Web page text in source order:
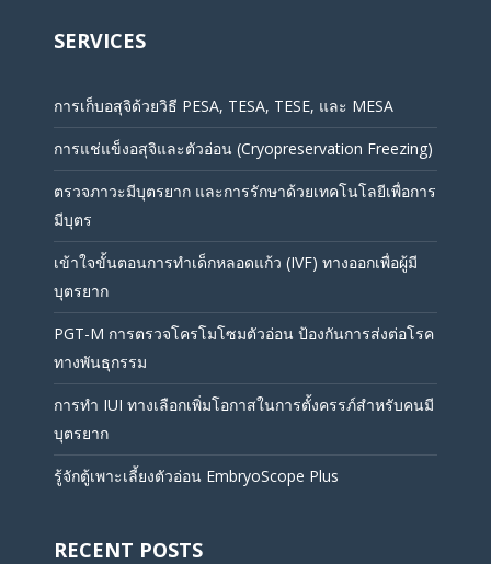
SERVICES
การเก็บอสุจิด้วยวิธี PESA, TESA, TESE, และ MESA
การแช่แข็งอสุจิและตัวอ่อน (Cryopreservation Freezing)
ตรวจภาวะมีบุตรยาก และการรักษาด้วยเทคโนโลยีเพื่อการ
มีบุตร
เข้าใจขั้นตอนการทำเด็กหลอดแก้ว (IVF) ทางออกเพื่อผู้มี
บุตรยาก
PGT-M การตรวจโครโมโซมตัวอ่อน ป้องกันการส่งต่อโรค
ทางพันธุกรรม
การทำ IUI ทางเลือกเพิ่มโอกาสในการตั้งครรภ์สำหรับคนมี
บุตรยาก
รู้จักตู้เพาะเลี้ยงตัวอ่อน EmbryoScope Plus
RECENT POSTS